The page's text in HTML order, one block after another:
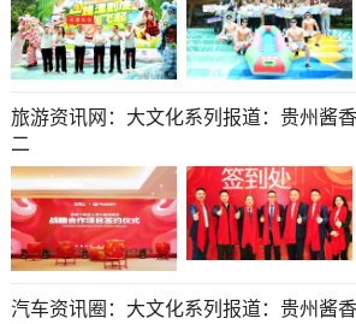
旅游资讯网：大文化系列报道：贵州酱
二
汽车资讯圈：大文化系列报道：贵州酱